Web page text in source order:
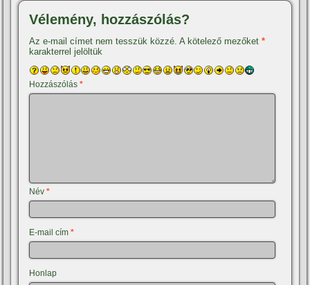
Vélemény, hozzászólás?
Az e-mail címet nem tesszük közzé. A kötelező mezőket*
karakterrel jelöltük
Hozzászólás*
Név*
E-mail cím*
Honlap